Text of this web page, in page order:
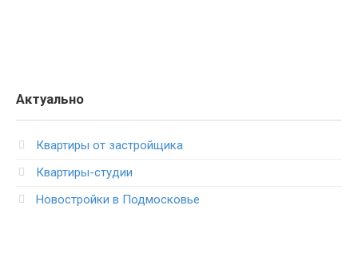
Актуально
Квартиры от застройщика
Квартиры-студии
Новостройки в Подмосковье